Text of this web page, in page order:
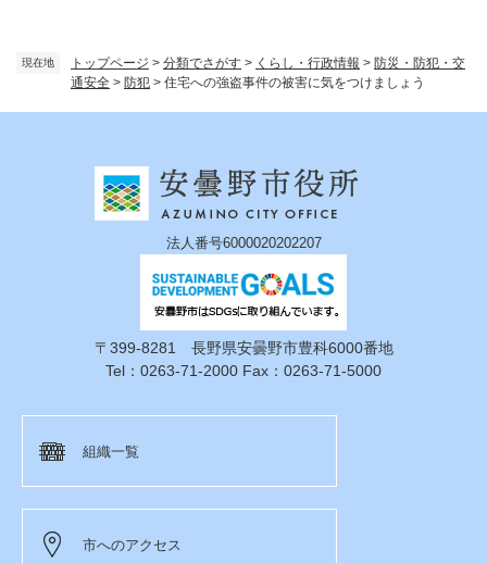
現在地 トップページ > 分類でさがす > くらし・行政情報 > 防災・防犯・交
通安全 > 防犯 > 住宅への強盗事件の被害に気をつけましょう
法人番号6000020202207
〒399-8281 長野県安曇野市豊科6000番地
Tel：0263-71-2000 Fax：0263-71-5000
組織一覧
市へのアクセス